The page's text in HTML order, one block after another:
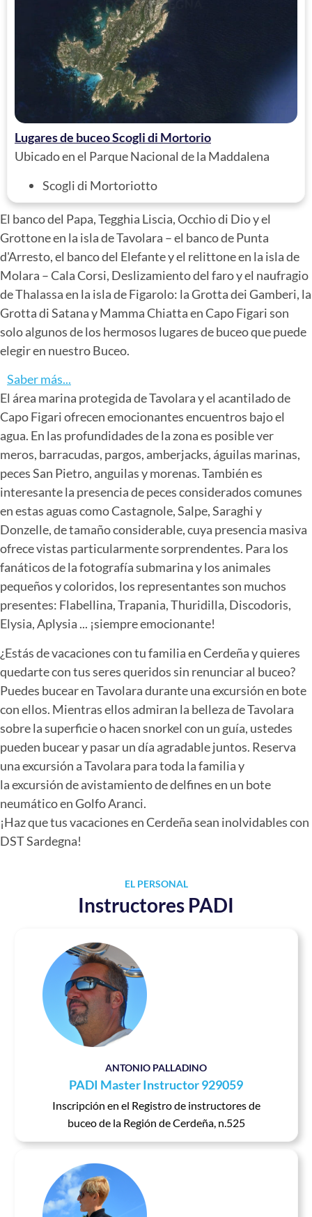
Lugares de buceo Scogli di Mortorio
Ubicado en el Parque Nacional de la Maddalena
Scogli di Mortoriotto
El banco del Papa, Tegghia Liscia, Occhio di Dio y el
Grottone en la isla de Tavolara – el banco de Punta
d'Arresto, el banco del Elefante y el relittone en la isla de
Molara – Cala Corsi, Deslizamiento del faro y el naufragio
de Thalassa en la isla de Figarolo: la Grotta dei Gamberi, la
Grotta di Satana y Mamma Chiatta en Capo Figari son
solo algunos de los hermosos lugares de buceo que puede
elegir en nuestro Buceo.
Saber más...
El área marina protegida de Tavolara y el acantilado de
Capo Figari ofrecen emocionantes encuentros bajo el
agua. En las profundidades de la zona es posible ver
meros, barracudas, pargos, amberjacks, águilas marinas,
peces San Pietro, anguilas y morenas. También es
interesante la presencia de peces considerados comunes
en estas aguas como Castagnole, Salpe, Saraghi y
Donzelle, de tamaño considerable, cuya presencia masiva
ofrece vistas particularmente sorprendentes. Para los
fanáticos de la fotografía submarina y los animales
pequeños y coloridos, los representantes son muchos
presentes: Flabellina, Trapania, Thuridilla, Discodoris,
Elysia, Aplysia ... ¡siempre emocionante!
¿Estás de vacaciones con tu familia en Cerdeña y quieres
quedarte con tus seres queridos sin renunciar al buceo?
Puedes bucear en Tavolara durante una excursión en bote
con ellos. Mientras ellos admiran la belleza de Tavolara
sobre la superficie o hacen snorkel con un guía, ustedes
pueden bucear y pasar un día agradable juntos. Reserva
una excursión a Tavolara para toda la familia y
la excursión de avistamiento de delfines en un bote
neumático en Golfo Aranci.
¡Haz que tus vacaciones en Cerdeña sean inolvidables con
DST Sardegna!
EL PERSONAL
Instructores PADI
ANTONIO PALLADINO
PADI Master Instructor 929059
Inscripción en el Registro de instructores de
buceo de la Región de Cerdeña, n.525